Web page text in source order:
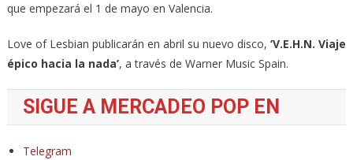
que empezará el 1 de mayo en Valencia.
Love of Lesbian publicarán en abril su nuevo disco, ‘V.E.H.N. Viaje
épico hacia la nada’, a través de Warner Music Spain.
SIGUE A MERCADEO POP EN
Telegram